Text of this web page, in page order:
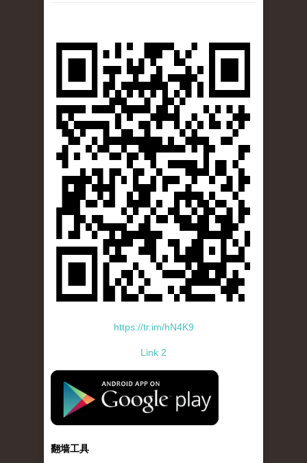
https://tr.im/hN4K9
Link 2
standard-icon-googleplay-app-store.png
翻墙工具